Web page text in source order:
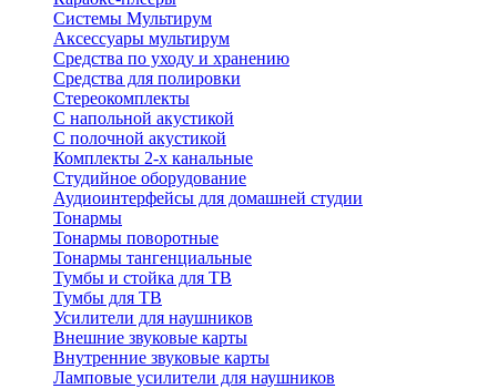
Системы Мультирум
Аксессуары мультирум
Средства по уходу и хранению
Средства для полировки
Стереокомплекты
C напольной акустикой
C полочной акустикой
Комплекты 2-х канальные
Студийное оборудование
Аудиоинтерфейсы для домашней студии
Тонармы
Тонармы поворотные
Тонармы тангенциальные
Тумбы и стойка для ТВ
Тумбы для ТВ
Усилители для наушников
Внешние звуковые карты
Внутренние звуковые карты
Ламповые усилители для наушников